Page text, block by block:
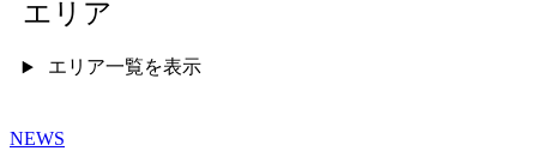
エリア
エリア一覧を表示
NEWS